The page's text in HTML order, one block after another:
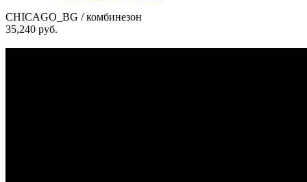
CHICAGO_BG / комбинезон
35,240 руб.